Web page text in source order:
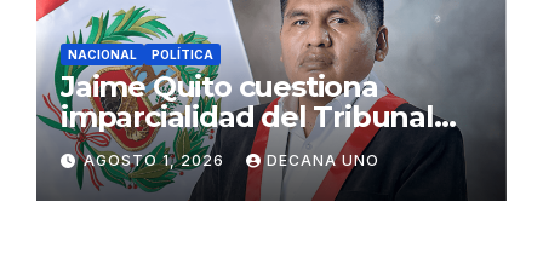
NACIONAL POLÍTICA
Jaime Quito cuestiona
imparcialidad del Tribunal
Constitucional tras liberación
de Ollanta Humala
AGOSTO 1, 2026 DECANA UNO